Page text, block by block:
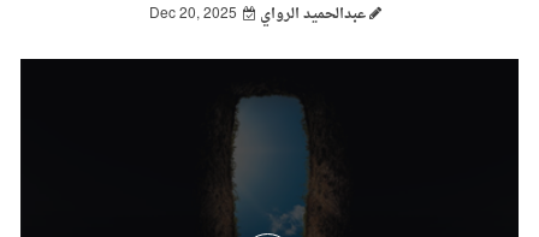
عبدالحميد الرواي Dec 20, 2025